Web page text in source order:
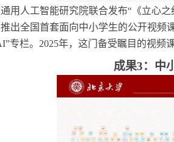
用人工智能研究院联合发布“《立心之
推出全国首套面向中小学生的公开视频
专栏。2025年，这门备受瞩目的视频
成果3：中